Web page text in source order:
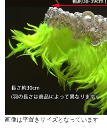
画像は平置きサイズとなっています